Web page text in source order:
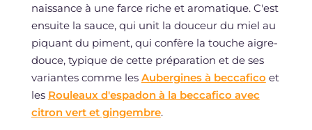
naissance à une farce riche et aromatique. C'est
ensuite la sauce, qui unit la douceur du miel au
piquant du piment, qui confère la touche aigre-
douce, typique de cette préparation et de ses
variantes comme les Aubergines à beccafico et
les Rouleaux d'espadon à la beccafico avec
citron vert et gingembre.